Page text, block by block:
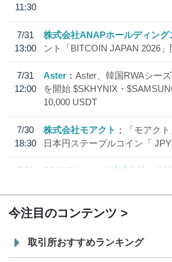
11:30
7/31
13:00
株式会社ANAPホールディング
ント「BITCOIN JAPAN 2026」
7/31
12:00
Aster
Aster、韓国RWAシー
を開始 $SKHYNIX・
10,000 USDT
7/30
18:30
株式会社モアクト
「モアク
日本円ステーブルコイン「
7/29
SBI VCトレード株式会社
信
今注目のコンテンツ
取引所おすすめランキング